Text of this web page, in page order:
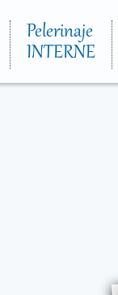
Pelerinaje
INTERNE